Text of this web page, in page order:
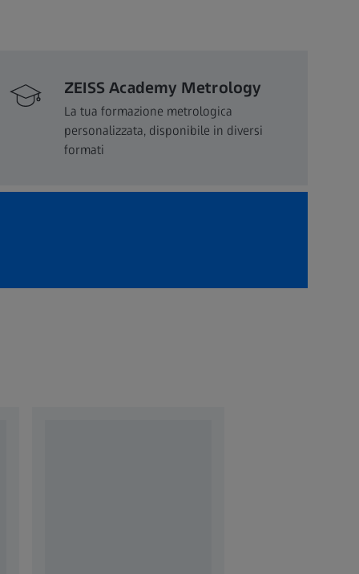
ZEISS Academy Metrology
La tua formazione metrologica
personalizzata, disponibile in diversi
formati